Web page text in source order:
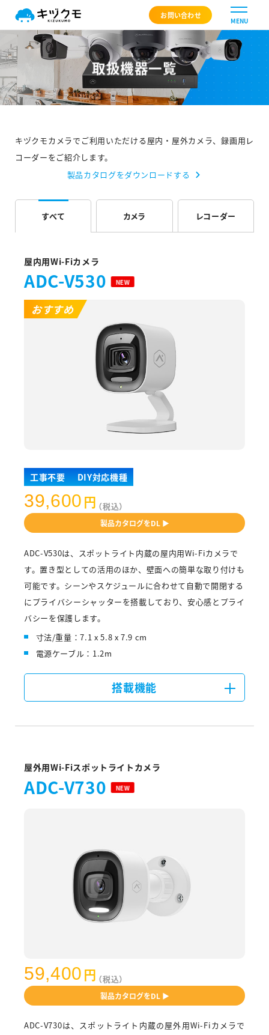
キヅクモ KIZUKUMO
お問い合わせ
MENU
取扱機器一覧
キヅクモカメラでご利用いただける屋内・屋外カメラ、録画用レ
コーダーをご紹介します。
製品カタログをダウンロードする
すべて カメラ レコーダー
屋内用Wi-Fiカメラ
ADC-V530 NEW
工事不要 DIY対応機種
39,600 円（税込）
製品カタログをDL ▶
ADC-V530は、スポットライト内蔵の屋内用Wi-Fiカメラで
す。置き型としての活用のほか、壁面への簡単な取り付けも
可能です。シーンやスケジュールに合わせて自動で開閉する
にプライバシーシャッターを搭載しており、安心感とプライ
バシーを保護します。
寸法/重量：7.1 x 5.8 x 7.9 cm
電源ケーブル：1.2m
搭載機能
屋外用Wi-Fiスポットライトカメラ
ADC-V730 NEW
59,400 円（税込）
製品カタログをDL ▶
ADC-V730は、スポットライト内蔵の屋外用Wi-Fiカメラで